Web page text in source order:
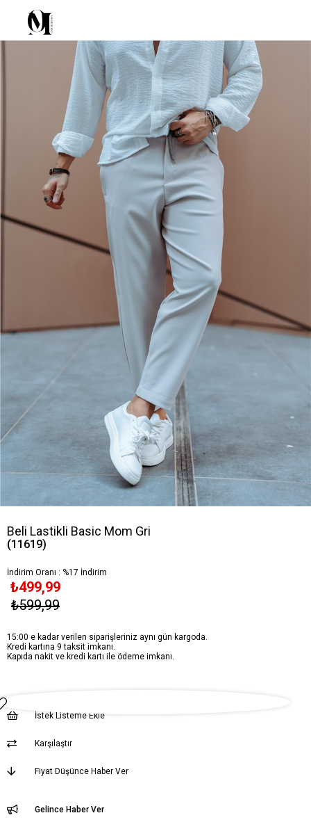
Beli Lastikli Basic Mom Gri
(11619)
İndirim Oranı : %17 İndirim
₺599,99
₺499,99
15:00 e kadar verilen siparişleriniz aynı gün kargoda.
Kredi kartına 9 taksit imkanı.
Kapıda nakit ve kredi kartı ile ödeme imkanı.
İstek Listeme Ekle
Karşılaştır
Fiyat Düşünce Haber Ver
Gelince Haber Ver